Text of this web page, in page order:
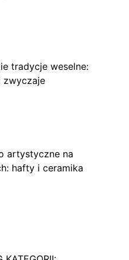
tradycje weselne:
zwyczaje
artystyczne na
hafty i ceramika